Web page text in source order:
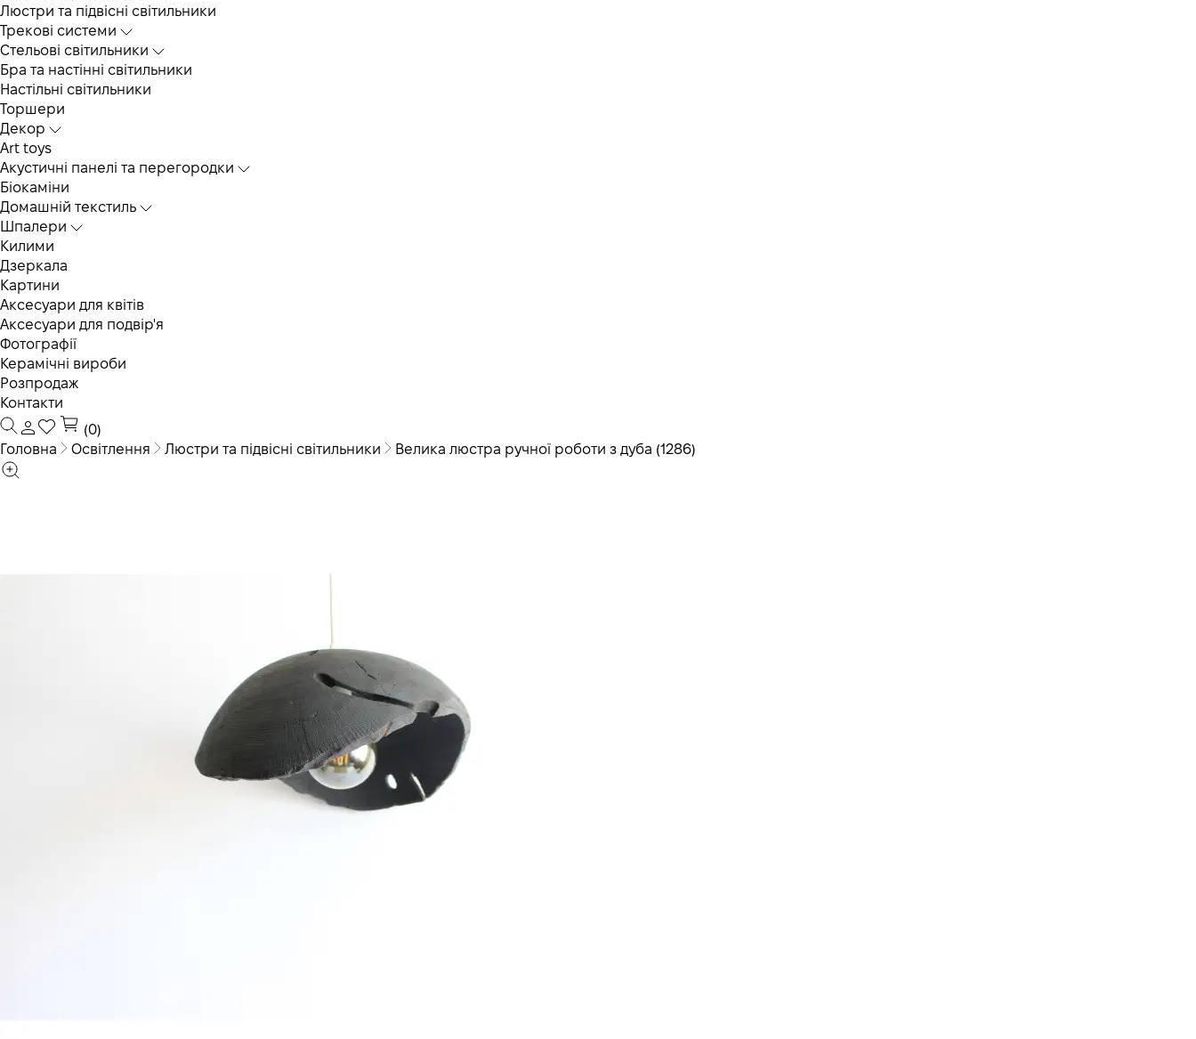
Люстри та підвісні світильники
Трекові системи
Cтельові світильники
Бра та настінні світильники
Настільні світильники
Торшери
Декор
Art toys
Акустичні панелі та перегородки
Біокаміни
Домашній текстиль
Шпалери
Килими
Дзеркала
Картини
Аксесуари для квітів
Аксесуари для подвір'я
Фотографії
Керамічні вироби
Розпродаж
Контакти
(0)
Головна
Освітлення Люстри та підвісні світильники Велика люстра ручної роботи з дуба (1286)